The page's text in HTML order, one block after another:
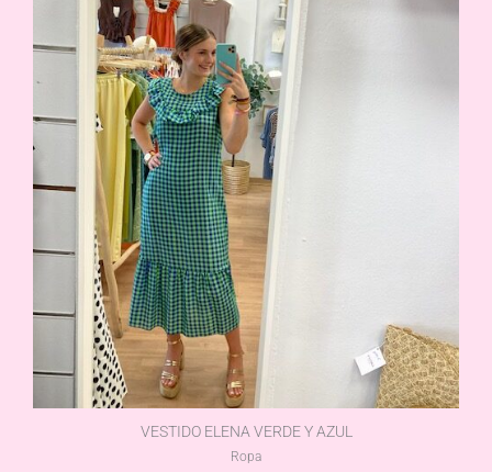
VESTIDO ELENA VERDE Y AZUL
Ropa